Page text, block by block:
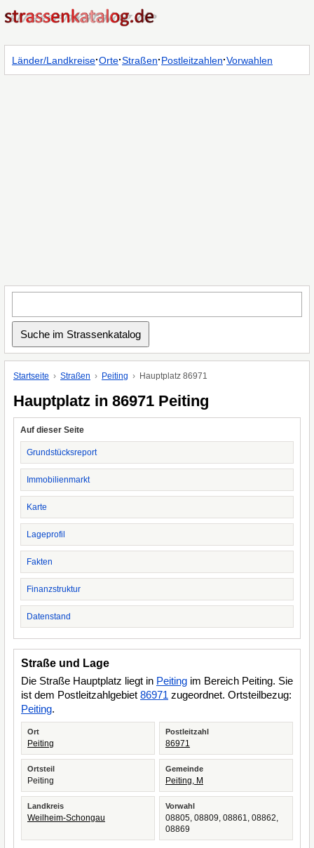
Länder/Landkreise·Orte·Straßen·Postleitzahlen·Vorwahlen
Startseite Straßen Peiting Hauptplatz 86971
Hauptplatz in 86971 Peiting
Auf dieser Seite
Grundstücksreport
Immobilienmarkt
Karte
Lageprofil
Fakten
Finanzstruktur
Datenstand
Straße und Lage
Die Straße Hauptplatz liegt in Peiting im Bereich Peiting. Sie
ist dem Postleitzahlgebiet 86971 zugeordnet. Ortsteilbezug:
Peiting.
Ort
Peiting
Postleitzahl
86971
Ortsteil
Peiting
Gemeinde
Peiting, M
Landkreis
Weilheim-Schongau
Vorwahl
08805, 08809, 08861, 08862,
08869